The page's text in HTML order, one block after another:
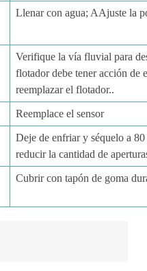
Llenar con agua; AAjuste la
Verifique la vía fluvial para
flotador debe tener acción de
reemplazar el flotador..
Reemplace el sensor
Deje de enfriar y séquelo a
reducir la cantidad de
Cubrir con tapón de goma